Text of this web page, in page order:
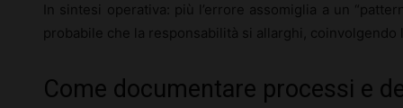
In sintesi operativa: più l’errore assomiglia a un
probabile che la responsabilità si allarghi,
Come documentare processi e